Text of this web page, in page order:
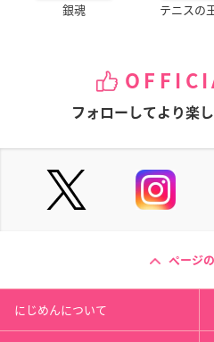
銀魂 テニスの
フォローしてより楽
ページ
にじめんについて